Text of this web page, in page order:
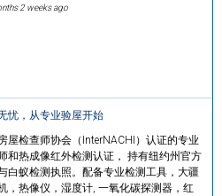
2 weeks ago
忧，从专业验屋开始
屋检查师协会（InterNACHI）认证的专业
和热成像红外检测认证， 持有纽约州官方
白蚁检测执照。配备专业检测工具，大疆
，热像仪，湿度计, 一氧化碳探测器，红